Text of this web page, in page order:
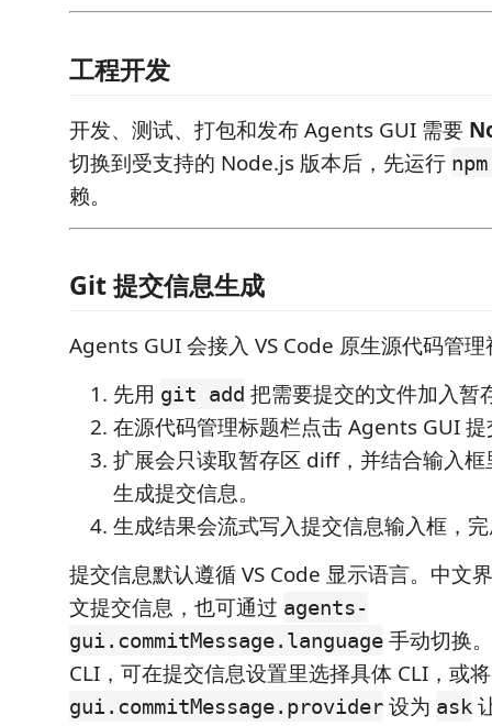
工程开发
开发、测试、打包和发布 Agents GUI 需要
切换到受支持的 Node.js 版本后，先运行
赖。
Git 提交信息生成
Agents GUI 会接入 VS Code 原生源代码管理
先用 git add 把需要提交的文件加入暂
在源代码管理标题栏点击 Agents GUI
扩展会只读取暂存区 diff，并结合输入
生成提交信息。
生成结果会流式写入提交信息输入框，
提交信息默认遵循 VS Code 显示语言。中文
文提交信息，也可通过 agents-
gui.commitMessage.language 手动切换
CLI，可在提交信息设置里选择具体 CLI，或
gui.commitMessage.provider 设为 ask